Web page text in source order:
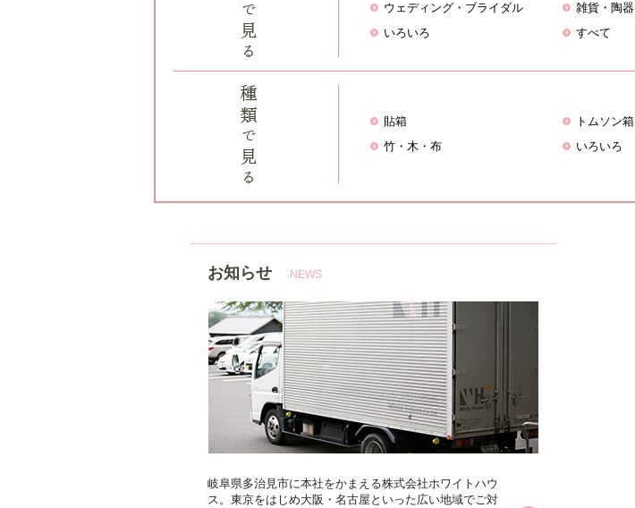
ウェディング・ブライダル
いろいろ
雑貨・陶器
すべて
貼箱
竹・木・布
トムソン箱
いろいろ
お知らせ NEWS
岐阜県多治見市に本社をかまえる株式会社ホワイトハウ
ス。東京をはじめ大阪・名古屋といった広い地域でご対